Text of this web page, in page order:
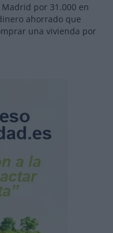
por 31.000 en
ahorrado que
una vivienda por